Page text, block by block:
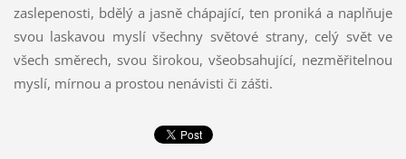
zaslepenosti, bdělý a jasně chápající, ten proniká a naplňuje
svou laskavou myslí všechny světové strany, celý svět ve
všech směrech, svou širokou, všeobsahující, nezměřitelnou
myslí, mírnou a prostou nenávisti či zášti.